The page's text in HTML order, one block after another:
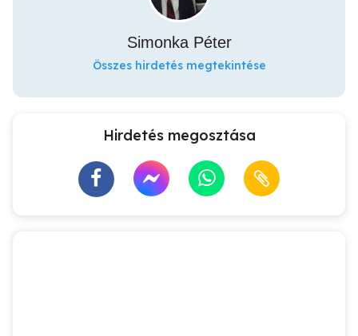
Simonka Péter
Összes hirdetés megtekintése
Hirdetés megosztása